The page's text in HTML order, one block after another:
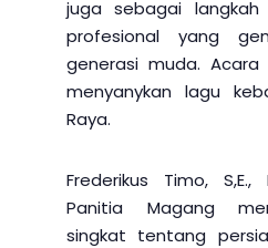
juga sebagai
profesional yang
generasi muda.
menyanykan lagu
Raya.
Frederikus Timo,
Panitia Magang
singkat tentang